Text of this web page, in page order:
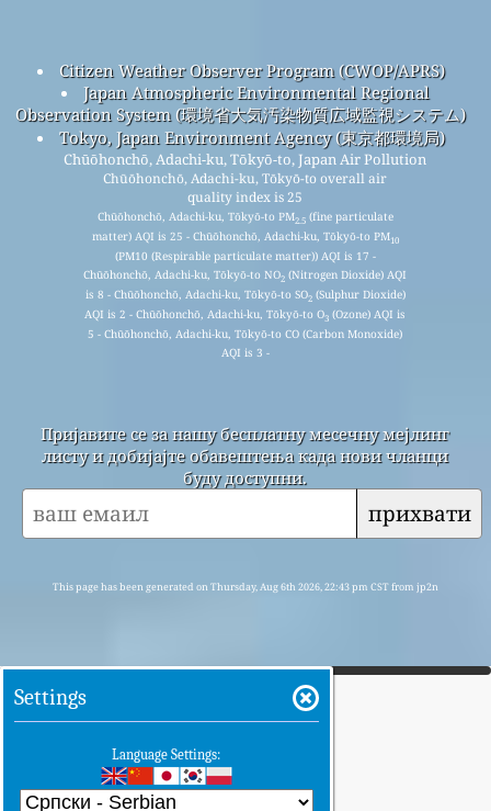
Citizen Weather Observer Program (CWOP/APRS)
Japan Atmospheric Environmental Regional
Observation System (環境省大気汚染物質広域監視システム)
Tokyo, Japan Environment Agency (東京都環境局)
Chūōhonchō, Adachi-ku, Tōkyō-to, Japan Air Pollution
Chūōhonchō, Adachi-ku, Tōkyō-to overall air
quality index is 25
Chūōhonchō, Adachi-ku, Tōkyō-to PM2.5(fine particulate
matter) AQI is 25 - Chūōhonchō, Adachi-ku, Tōkyō-to PM10
(PM10 (Respirable particulate matter)) AQI is 17 -
Chūōhonchō, Adachi-ku, Tōkyō-to NO2 (Nitrogen Dioxide) AQI
is 8 - Chūōhonchō, Adachi-ku, Tōkyō-to SO2(Sulphur Dioxide)
AQI is 2 - Chūōhonchō, Adachi-ku, Tōkyō-to O3 (Ozone) AQI is
5 - Chūōhonchō, Adachi-ku, Tōkyō-to CO (Carbon Monoxide)
AQI is 3 -
Пријавите се за нашу бесплатну месечну мејлинг
листу и добијајте обавештења када нови чланци
буду доступни.
прихвати
This page has been generated on Thursday, Aug 6th 2026, 22:43 pm CST from jp2n
Settings
Language Settings: